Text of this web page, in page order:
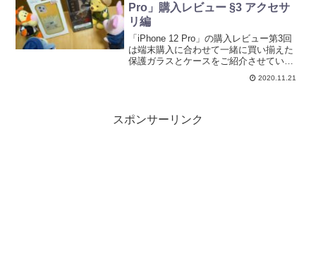
Pro」購入レビュー §3 アクセサ
リ編
「iPhone 12 Pro」の購入レビュー第3回
は端末購入に合わせて一緒に買い揃えた
保護ガラスとケースをご紹介させていた
だきます。保護ガラスはとても貼り付け
がしやすく、ケースはお気に入りのもの
2020.11.21
スポンサーリンク